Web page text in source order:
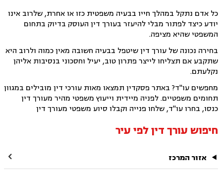
כל אדם נתקל במהלך חייו בבעיה משפטית כזו או אחרת, שלרוב אינו
יודע כיצד לפתור מבלי להיעזר בעורך דין העוסק בדיוק בתחום
המשפטי שהיא מציפה.
בחירה נכונה של עורך דין שיטפל בבעיה חשובה מאין כמוה ולרוב היא
שתקבע אם תצליחו לייצר פתרון טוב, יעיל וחסכוני בנסיבות אליהן
נקלעתם.
מחפשים עו"ד? באתר פסקדין תמצאו מאות עורכי דין מובילים במגוון
תחומים משפטיים. לפניה מיידית וייעוץ משפטי מהיר מעורך דין
כנסו, בחרו עו"ד, שלחו פנייה וקבלו סיוע משפטי מעורך דין
חיפוש עורך דין לפי עיר
אזור המרכז 